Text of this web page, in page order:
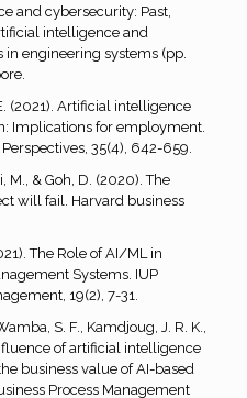
and cybersecurity: Past,
intelligence and
engineering systems (pp.
(2021). Artificial intelligence
Implications for employment.
35(4), 642-659.
M., & Goh, D. (2020). The
will fail. Harvard business
The Role of AI/ML in
Systems. IUP
19(2), 7-31.
S. F., Kamdjoug, J. R. K.,
of artificial intelligence
business value of AI-based
Process Management